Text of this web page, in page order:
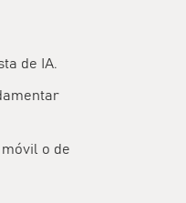
de IA.
o de